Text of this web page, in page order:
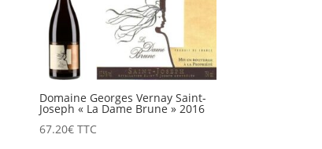
Domaine Georges Vernay Saint-
Joseph « La Dame Brune » 2016
67.20€ TTC